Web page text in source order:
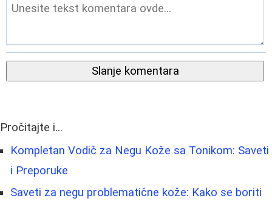
Slanje komentara
Pročitajte i...
Kompletan Vodič za Negu Kože sa Tonikom: Saveti
i Preporuke
Saveti za negu problematične kože: Kako se boriti